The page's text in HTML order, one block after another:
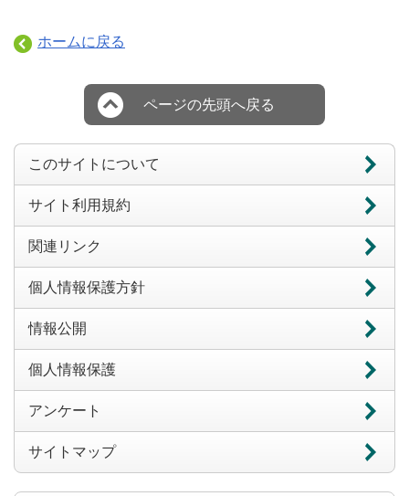
ホームに戻る
ページの先頭へ戻る
このサイトについて
サイト利用規約
関連リンク
個人情報保護方針
情報公開
個人情報保護
アンケート
サイトマップ